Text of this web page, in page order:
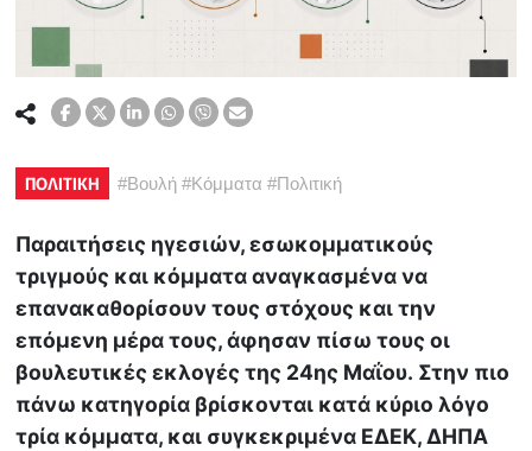
ΠΟΛΙΤΙΚΗ #Βουλή #Κόμματα #Πολιτική
Παραιτήσεις ηγεσιών, εσωκομματικούς
τριγμούς και κόμματα αναγκασμένα να
επανακαθορίσουν τους στόχους και την
επόμενη μέρα τους, άφησαν πίσω τους οι
βουλευτικές εκλογές της 24ης Μαΐου. Στην πιο
πάνω κατηγορία βρίσκονται κατά κύριο λόγο
τρία κόμματα, και συγκεκριμένα ΕΔΕΚ, ΔΗΠΑ